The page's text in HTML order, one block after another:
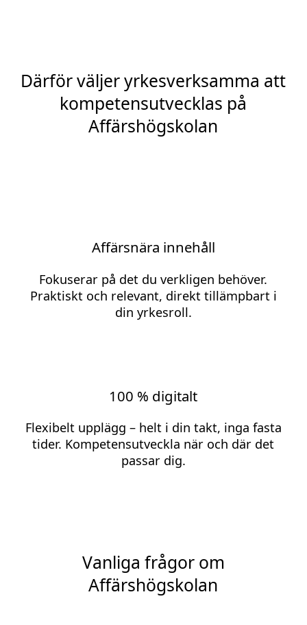
Därför väljer yrkesverksamma att
kompetensutvecklas på
Affärshögskolan
Affärsnära innehåll
Fokuserar på det du verkligen behöver.
Praktiskt och relevant, direkt tillämpbart i
din yrkesroll.
100 % digitalt
Flexibelt upplägg – helt i din takt, inga fasta
tider. Kompetensutveckla när och där det
passar dig.
Vanliga frågor om
Affärshögskolan